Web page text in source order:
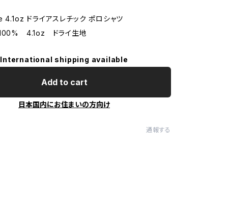
ドライアスレチック ポロシャツ
100% 4.1oz ドライ生地
International shipping available
Add to cart
日本国内にお住まいの方向け
通報する